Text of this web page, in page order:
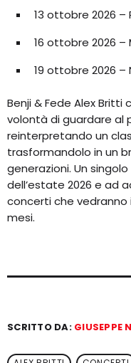
13 ottobre 2026 –
16 ottobre 2026 –
19 ottobre 2026
Benji & Fede Alex
volontà di guardare al
reinterpretando un
trasformandolo in un
generazioni. Un
dell’estate 2026 e ad
concerti che
mesi.
SCRITTO DA: GIUSEPPE